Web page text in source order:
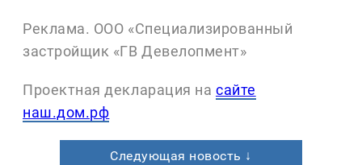
Реклама. ООО «Специализированный
застройщик «ГВ Девелопмент»
Проектная декларация на сайте
наш.дом.рф
Следующая новость ↓